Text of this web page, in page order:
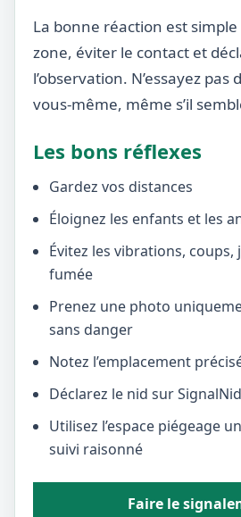
La bonne réaction est
zone, éviter le contact et
l’observation. N’essayez pas
vous-même, même s’il
Les bons réflexes
Gardez vos distances
Éloignez les enfants et les
Évitez les vibrations, coups,
fumée
Prenez une photo
sans danger
Notez l’emplacement
Déclarez le nid sur
Utilisez l’espace piégeage
suivi raisonné
Faire le